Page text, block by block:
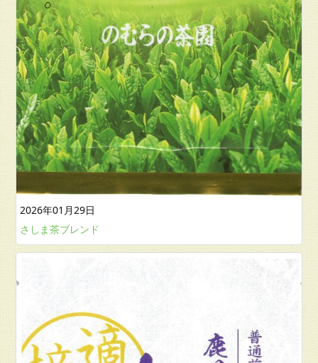
2026年01月29日
さしま茶ブレンド